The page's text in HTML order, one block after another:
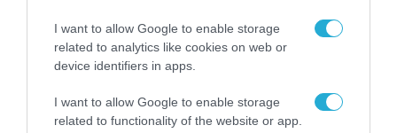
I want to allow Google to enable storage
related to analytics like cookies on web or
device identifiers in apps.
I want to allow Google to enable storage
related to functionality of the website or app.